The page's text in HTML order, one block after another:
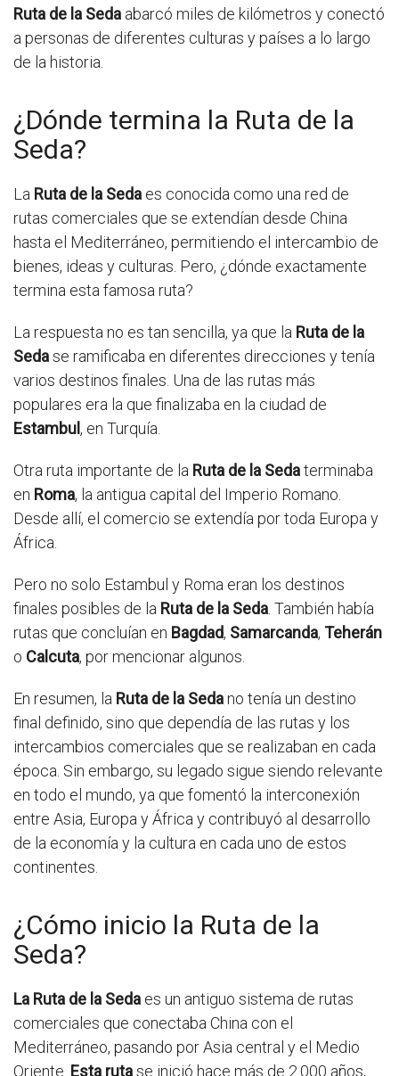
Ruta de la Seda abarcó miles de kilómetros y conectó
a personas de diferentes culturas y países a lo largo
de la historia.
¿Dónde termina la Ruta de la
Seda?
La Ruta de la Seda es conocida como una red de
rutas comerciales que se extendían desde China
hasta el Mediterráneo, permitiendo el intercambio de
bienes, ideas y culturas. Pero, ¿dónde exactamente
termina esta famosa ruta?
La respuesta no es tan sencilla, ya que la Ruta de la
Sedase ramificaba en diferentes direcciones y tenía
varios destinos finales. Una de las rutas más
populares era la que finalizaba en la ciudad de
Estambul, en Turquía.
Otra ruta importante de la Ruta de la Sedaterminaba
en Roma, la antigua capital del Imperio Romano.
Desde allí, el comercio se extendía por toda Europa y
África.
Pero no solo Estambul y Roma eran los destinos
finales posibles de la Ruta de la Seda . También había
rutas que concluían en Bagdad, Samarcanda, Teherán
o Calcuta, por mencionar algunos.
En resumen, la Ruta de la Sedano tenía un destino
final definido, sino que dependía de las rutas y los
intercambios comerciales que se realizaban en cada
época. Sin embargo, su legado sigue siendo relevante
en todo el mundo, ya que fomentó la interconexión
entre Asia, Europa y África y contribuyó al desarrollo
de la economía y la cultura en cada uno de estos
continentes.
¿Cómo inicio la Ruta de la
Seda?
La Ruta de la Seda es un antiguo sistema de rutas
comerciales que conectaba China con el
Mediterráneo, pasando por Asia central y el Medio
Oriente. Esta rutase inició hace más de 2.000 años,